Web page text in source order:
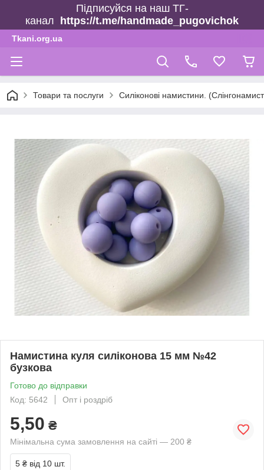
Підписуйся на наш ТГ-
канал
https://t.me/handmade_pugovichok
Tkani.org.ua
Товари та послуги Силіконові намистини.
Намистина куля силіконова 15 мм №42
бузкова
Готово до відправки
Код: 5642
Опт і роздріб
5,50 ₴
Мінімальна сума замовлення на сайті — 200 ₴
5 ₴ від 10 шт.